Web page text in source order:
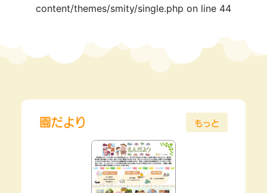
content/themes/smity/single.php on line 44
園だより もっと